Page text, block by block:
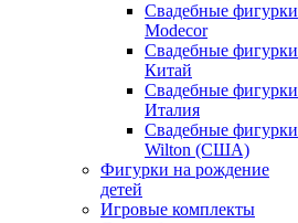
Свадебные фигурки
Modecor
Свадебные фигурки
Китай
Свадебные фигурки
Италия
Свадебные фигурки
Wilton (США)
Фигурки на рождение
детей
Игровые комплекты